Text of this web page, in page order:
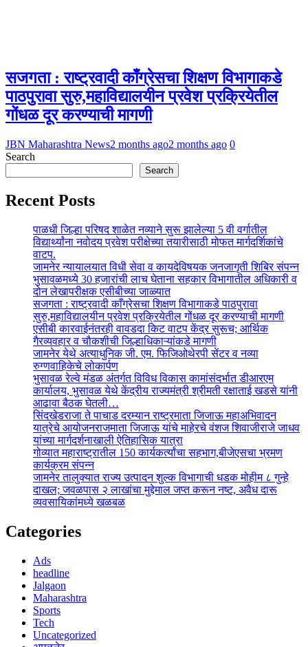
सजगता : राष्ट्रवादी काँग्रेसचा शिक्षण विभागाकडे
पाठपुरावा सुरु,महाविद्यालयीन प्रवेश प्रक्रियेतील
गोंधळ दूर करण्याची मागणी
JBN Maharashtra News2 months ago2 months ago 0
Search
Search
Recent Posts
पाळधी जिल्हा परिषद शाळेत नव्याने सुरू झालेल्या 5 वी वर्गातील
विद्यार्थ्यांना नवोदय प्रवेश परीक्षेच्या तयारीसाठी मोफत मार्गदर्शिकांचे
वाटप.
जामनेर न्यायालयात विधी सेवा व कायदेविषयक जनजागृती शिबिर संपन्न
भुसावळमध्ये 30 हजारांची लाच घेताना सहकार विभागातील अधिकारी व
दोन लेखापरीक्षक एसीबीच्या जाळ्यात
सजगता : राष्ट्रवादी काँग्रेसचा शिक्षण विभागाकडे पाठपुरावा
सुरु,महाविद्यालयीन प्रवेश प्रक्रियेतील गोंधळ दूर करण्याची मागणी
एसीबी कारवाईनंतरही वावडदा किट वाटप केंद्र सुरूच; आर्थिक
गैरव्यवहार व चौकशीची जिल्हाधिकाऱ्यांकडे मागणी
जामनेर येथे अत्याधुनिक जी. एम. फिजिओथेरपी सेंटर व नव्या
रुग्णवाहिकेचे लोकार्पण
भुसावळ रेल्वे मंडळ अंतर्गत विविध विकास कामांसंदर्भात डीआरएम
कार्यालय, भुसावळ येथे केंद्रीय राज्यमंत्री श्रीमती रक्षाताई खडसे यांनी
आढावा बैठक घेतली…
सिंदखेडराजा ते पाचाड दरम्यान राष्ट्रमाता जिजाऊ महाअभिवादन
यात्रेचे आयोजनराजमाता जिजाऊ यांचे माहेरचे वंशज शिवाजीराजे जाधव
यांच्या मार्गदर्शनाखाली ऐतिहासिक यात्रा
गोव्यात महाराष्ट्रातील 150 कार्यकर्त्यांचा सहभाग,बीजेएसचा भ्रमण
कार्यक्रम संपन्न
जामनेर तालुक्यात राज्य उत्पादन शुल्क विभागाची धडक मोहीम ८ गुन्हे
दाखल; जवळपास २ लाखांचा मुद्देमाल जप्त करून नष्ट, अवैध दारू
व्यवसायिकांमध्ये खळबळ
Categories
Ads
headline
Jalgaon
Maharashtra
Sports
Tech
Uncategorized